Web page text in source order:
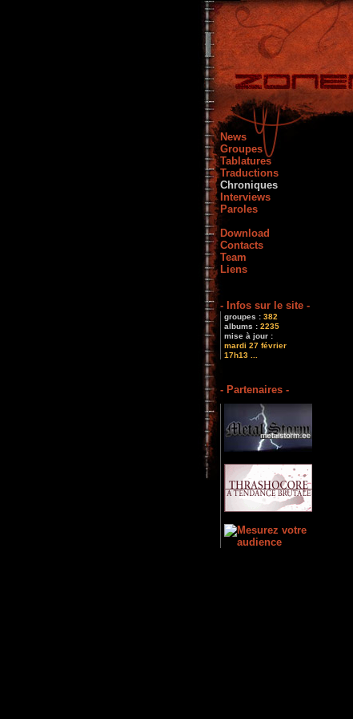
News
Groupes
Tablatures
Traductions
Chroniques
Interviews
Paroles
Download
Contacts
Team
Liens
- Infos sur le site -
groupes : 382
albums : 2235
mise à jour :
mardi 27 février
17h13 ...
- Partenaires -